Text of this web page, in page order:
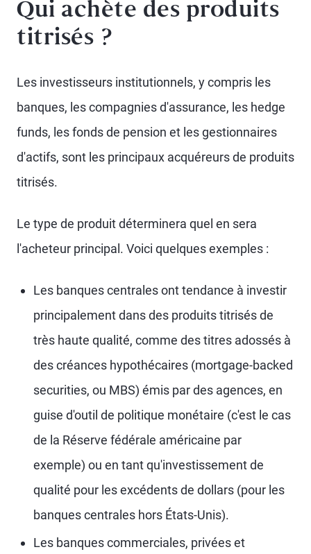
Qui achète des produits
titrisés ?
Les investisseurs institutionnels, y compris les
banques, les compagnies d'assurance, les hedge
funds, les fonds de pension et les gestionnaires
d'actifs, sont les principaux acquéreurs de produits
titrisés.
Le type de produit déterminera quel en sera
l'acheteur principal. Voici quelques exemples :
Les banques centrales ont tendance à investir
principalement dans des produits titrisés de
très haute qualité, comme des titres adossés à
des créances hypothécaires (mortgage-backed
securities, ou MBS) émis par des agences, en
guise d'outil de politique monétaire (c'est le cas
de la Réserve fédérale américaine par
exemple) ou en tant qu'investissement de
qualité pour les excédents de dollars (pour les
banques centrales hors États-Unis).
Les banques commerciales, privées et